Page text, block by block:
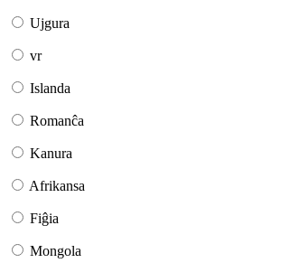
Ujgura
vr
Islanda
Romanĉa
Kanura
Afrikansa
Fiĝia
Mongola